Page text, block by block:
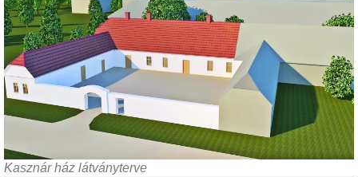
Kasznár ház látványterve